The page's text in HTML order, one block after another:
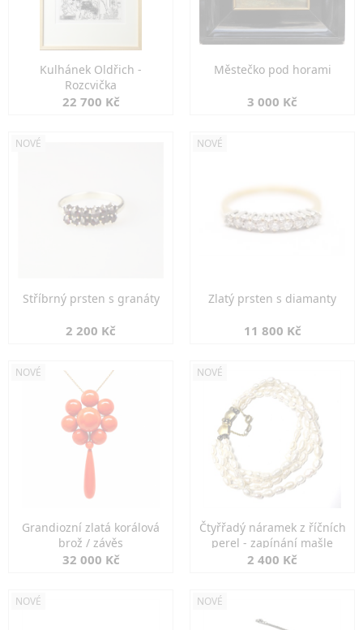
Kulhánek Oldřich -
Rozcvička
22 700 Kč
Městečko pod horami
3 000 Kč
NOVÉ
Stříbrný prsten s granáty
2 200 Kč
NOVÉ
Zlatý prsten s diamanty
11 800 Kč
NOVÉ
Grandiozní zlatá korálová
brož / závěs
32 000 Kč
NOVÉ
Čtyřřadý náramek z říčních
perel - zapínání mašle
2 400 Kč
NOVÉ NOVÉ